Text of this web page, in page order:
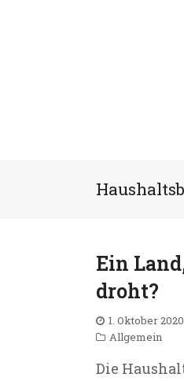
Ein
droht?
1. Oktober 2020
Allgemein
Die